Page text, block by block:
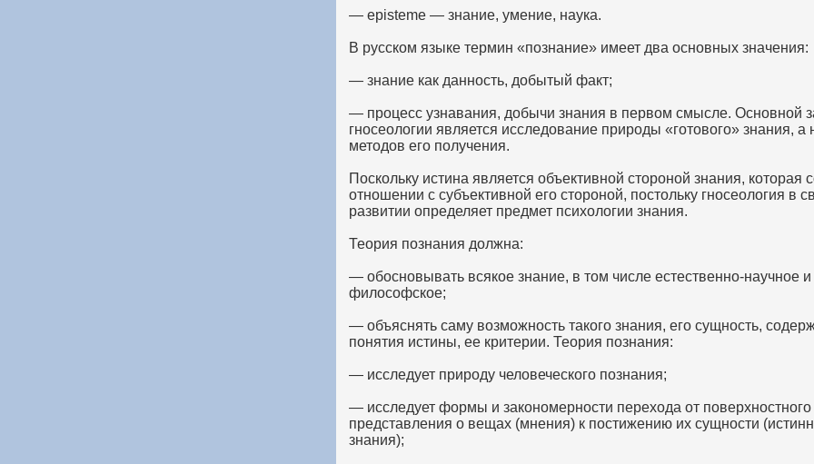
— episteme — знание, умение, наука.
В русском языке термин «познание» имеет два основных значения:
— знание как данность, добытый факт;
— процесс узнавания, добычи знания в первом смысле. Основной
гносеологии является исследование природы «готового» знания, а
методов его получения.
Поскольку истина является объективной стороной знания, которая
отношении с субъективной его стороной, постольку гносеология в
развитии определяет предмет психологии знания.
Теория познания должна:
— обосновывать всякое знание, в том числе естественно-научное и
философское;
— объяснять саму возможность такого знания, его сущность,
понятия истины, ее критерии. Теория познания:
— исследует природу человеческого познания;
— исследует формы и закономерности перехода от поверхностного
представления о вещах (мнения) к постижению их сущности
знания);